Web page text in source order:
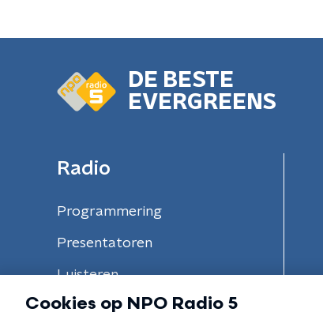
DE BESTE
EVERGREENS
Radio
Programmering
Presentatoren
Luisteren